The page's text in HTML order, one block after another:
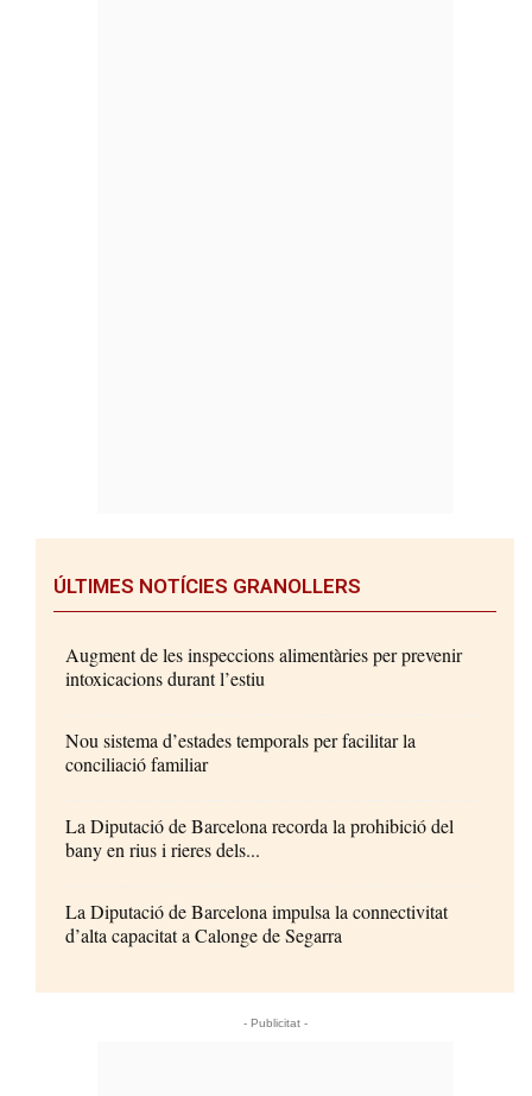
ÚLTIMES NOTÍCIES GRANOLLERS
Augment de les inspeccions alimentàries per prevenir
intoxicacions durant l’estiu
Nou sistema d’estades temporals per facilitar la
conciliació familiar
La Diputació de Barcelona recorda la prohibició del
bany en rius i rieres dels...
La Diputació de Barcelona impulsa la connectivitat
d’alta capacitat a Calonge de Segarra
- Publicitat -